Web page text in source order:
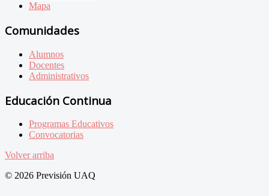
Mapa
Comunidades
Alumnos
Docentes
Administrativos
Educación Continua
Programas Educativos
Convocatorias
Volver arriba
© 2026 Previsión UAQ